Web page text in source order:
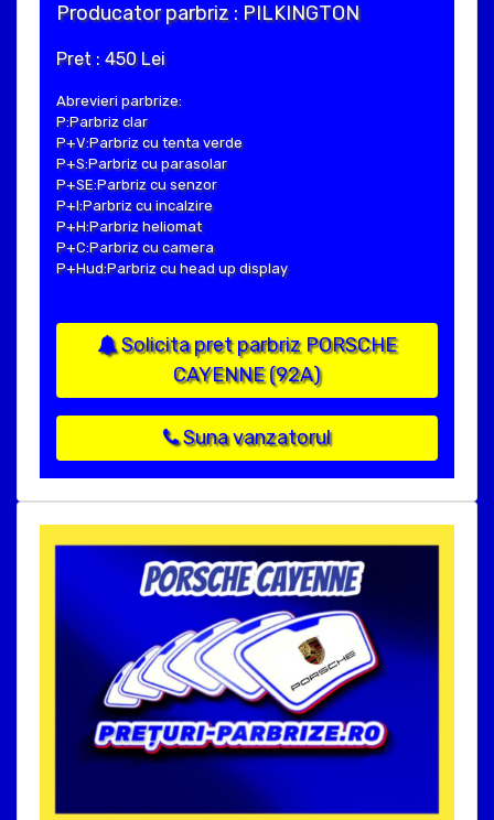
Producator parbriz : PILKINGTON
Pret : 450 Lei
Abrevieri parbrize:
P:Parbriz clar
P+V:Parbriz cu tenta verde
P+S:Parbriz cu parasolar
P+SE:Parbriz cu senzor
P+I:Parbriz cu incalzire
P+H:Parbriz heliomat
P+C:Parbriz cu camera
P+Hud:Parbriz cu head up display
Solicita pret parbriz PORSCHE
CAYENNE (92A)
Suna vanzatorul